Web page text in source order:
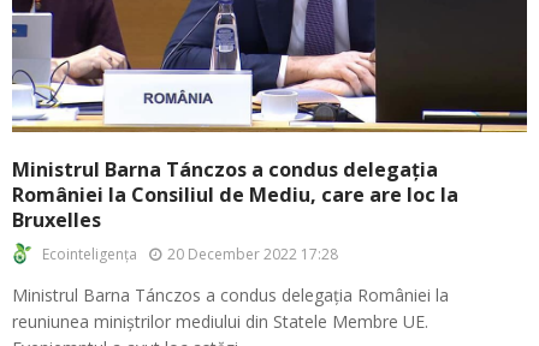
Ministrul Barna Tánczos a condus delegația
României la Consiliul de Mediu, care are loc la
Bruxelles
Ecointeligența 20 December 2022 17:28
Ministrul Barna Tánczos a condus delegația României la
reuniunea miniștrilor mediului din Statele Membre UE.